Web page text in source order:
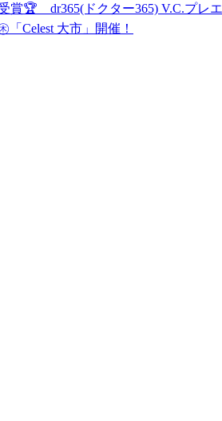
賞🏆 dr365(ドクター365) V.C.プレ
「Celest 大市」開催！